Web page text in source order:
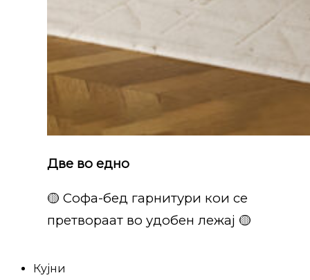
Две во едно
🟡 Софа-бед гарнитури кои се
претвораат во удобен лежај 🟡
Кујни